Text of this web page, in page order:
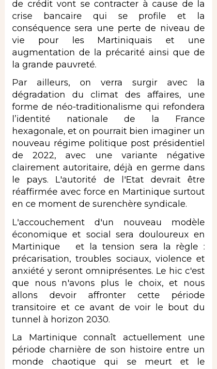
de crédit vont se contracter à cause de la
crise bancaire qui se profile et la
conséquence sera une perte de niveau de
vie pour les Martiniquais et une
augmentation de la précarité ainsi que de
la grande pauvreté.
Par ailleurs, on verra surgir avec la
dégradation du climat des affaires, une
forme de néo-traditionalisme qui refondera
l’identité nationale de la France
hexagonale, et on pourrait bien imaginer un
nouveau régime politique post présidentiel
de 2022, avec une variante négative
clairement autoritaire, déjà en germe dans
le pays. L'autorité de l'Etat devrait être
réaffirmée avec force en Martinique surtout
en ce moment de surenchère syndicale.
L'accouchement d'un nouveau modèle
économique et social sera douloureux en
Martinique et la tension sera la règle :
précarisation, troubles sociaux, violence et
anxiété y seront omniprésentes. Le hic c'est
que nous n'avons plus le choix, et nous
allons devoir affronter cette période
transitoire et ce avant de voir le bout du
tunnel à horizon 2030.
La Martinique connaît actuellement une
période charnière de son histoire entre un
monde chaotique qui se meurt et le